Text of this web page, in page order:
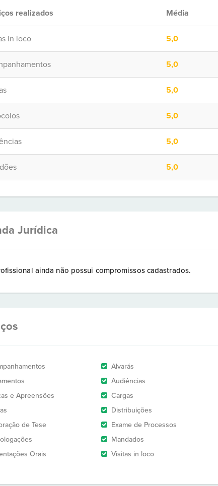
realizados Média
in loco 5,0
5,0
5,0
5,0
5,0
5,0
Jurídica
ainda não possui compromissos cadastrados.
Alvarás
Audiências
e Apreensões
Cargas
Distribuições
de Tese
Exame de Processos
Mandados
Orais
Visitas in loco